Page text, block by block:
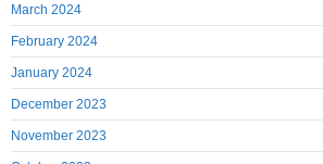
March 2024
February 2024
January 2024
December 2023
November 2023